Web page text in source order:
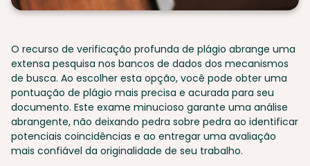
O recurso de verificação profunda de plágio abrange uma
extensa pesquisa nos bancos de dados dos mecanismos
de busca. Ao escolher esta opção, você pode obter uma
pontuação de plágio mais precisa e acurada para seu
documento. Este exame minucioso garante uma análise
abrangente, não deixando pedra sobre pedra ao identificar
potenciais coincidências e ao entregar uma avaliação
mais confiável da originalidade de seu trabalho.